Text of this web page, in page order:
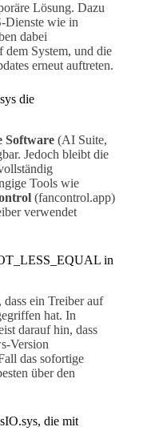
Lösung. Dazu
Dienste wie in
dabei
dem System, und die
erneut auftreten.
die
Software (AI Suite,
Jedoch bleibt die
Tools wie
(fancontrol.app)
verwendet
in
dass ein Treiber auf
hat. In
darauf hin, dass
Version
das sofortige
über den
die mit